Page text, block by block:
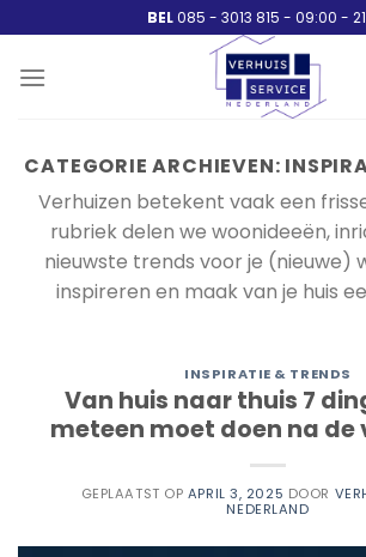
naar
inhoud
BEL085 - 3013 815 - 09:00 -
CATEGORIE ARCHIEVEN:
Verhuizen betekent vaak een
rubriek delen we woonideeën,
nieuwste trends voor je (nieuwe)
inspireren en maak van je huis
INSPIRATIE & TRENDS
Van huis naar thuis 7
meteen moet doen na de
GEPLAATST OP APRIL 3, 2025 DOOR
NEDERLAND